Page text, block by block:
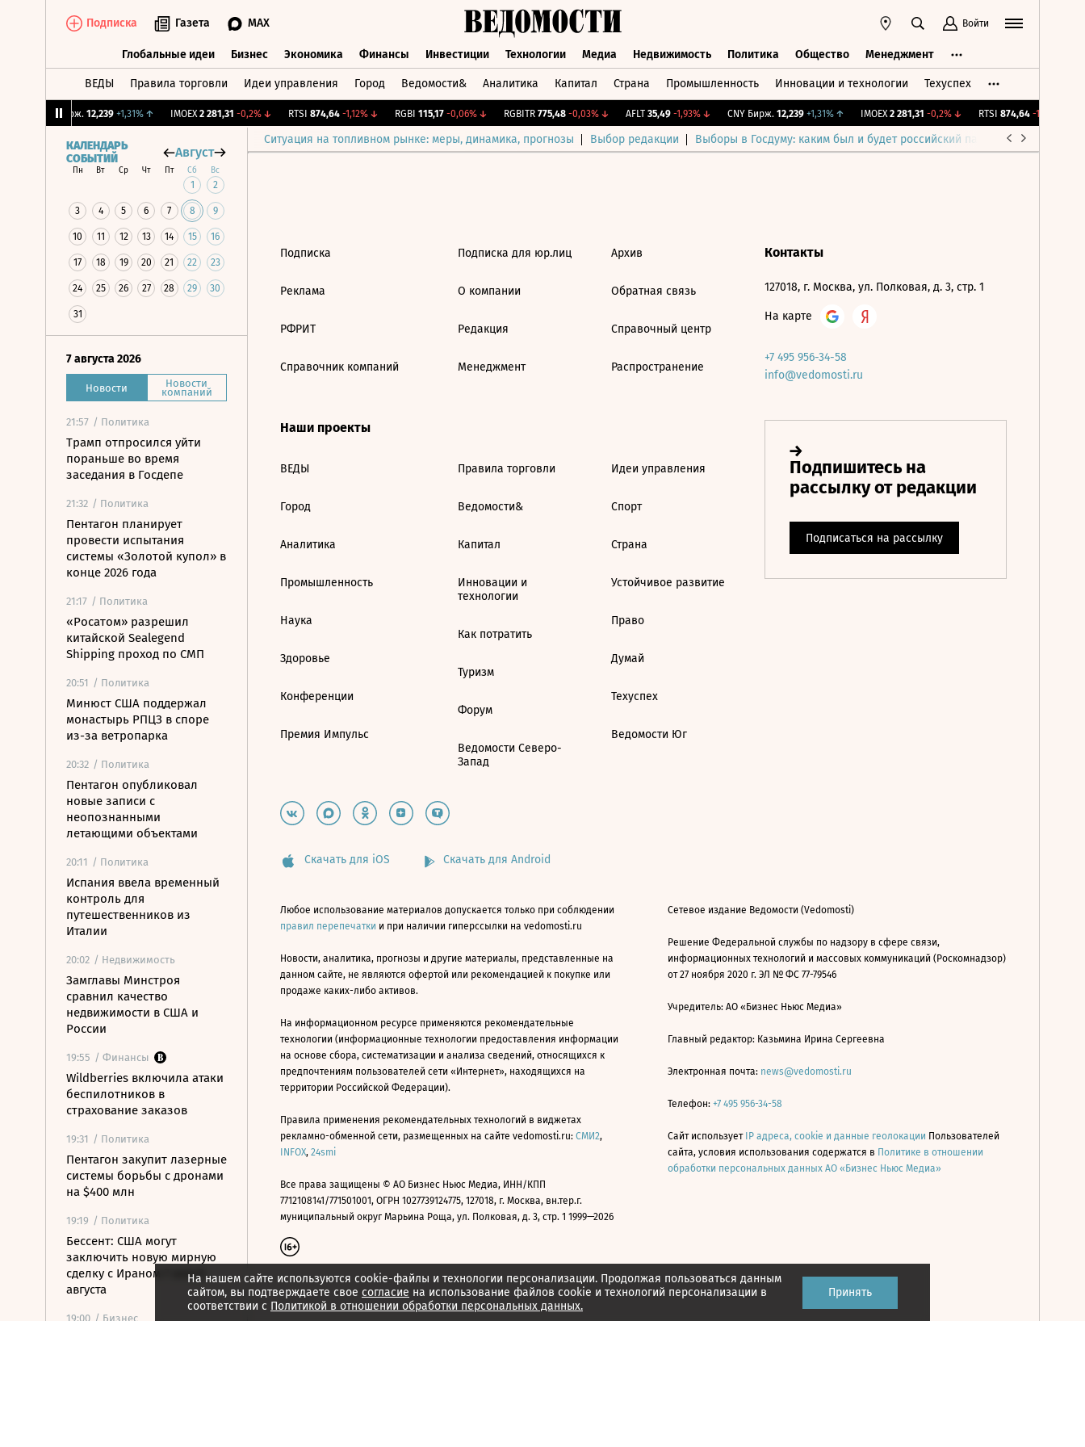
Подписка Газета MAX Войти
Глобальные идеи Бизнес Экономика Финансы Инвестиции Технологии Медиа Недвижимость Политика Общество Менеджмент
ВЕДЫ Правила торговли Идеи управления Город Ведомости& Аналитика Капитал Страна Промышленность Инновации и технологии Техуспех
CNY Бирж. 12,239 +1,31%↑ IMOEX 2 281,31 -0,2%↓ RTSI 874,64 -1,12%↓ RGBI 115,17 -0,06%↓ RGBITR 775,48 -0,03%↓ AFLT 35,49 -1,93%↓ CNY Бирж. 12,239 +1,31%↑ IMOEX 2 281,31 -0,2%↓ RTSI 874,64 -1,12%
Ситуация на топливном рынке: меры, динамика, прогнозы Выбор редакции Выборы в Госдуму: каким был и будет российский парламент
КАЛЕНДАРЬ
СОБЫТИЙ
Август
Пн Вт Ср Чт Пт Сб Вс
1 2
3 4 5 6 7 8 9
10 11 12 13 14 15 16
17 18 19 20 21 22 23
24 25 26 27 28 29 30
31
7 августа 2026
Новости Новости
компаний
21:57 / Политика
Трамп отпросился уйти
пораньше во время
заседания в Госдепе
21:32 / Политика
Пентагон планирует
провести испытания
системы «Золотой купол» в
конце 2026 года
21:17 / Политика
«Росатом» разрешил
китайской Sealegend
Shipping проход по СМП
20:51 / Политика
Минюст США поддержал
монастырь РПЦЗ в споре
из-за ветропарка
20:32 / Политика
Пентагон опубликовал
новые записи с
неопознанными
летающими объектами
20:11 / Политика
Испания ввела временный
контроль для
путешественников из
Италии
20:02 / Недвижимость
Замглавы Минстроя
сравнил качество
недвижимости в США и
России
19:55 / Финансы
Wildberries включила атаки
беспилотников в
страхование заказов
19:31 / Политика
Пентагон закупит лазерные
системы борьбы с дронами
на $400 млн
19:19 / Политика
Бессент: США могут
заключить новую мирную
сделку с Ираном 7 или 8
августа
19:00 / Бизнес
На нашем сайте используются cookie-файлы и технологии персонализации. Продолжая пользоваться данным
сайтом, вы подтверждаете свое согласие на использование файлов cookie и технологий персонализации в
соответствии с Политикой в отношении обработки персональных данных.
Принять
Подписка
Реклама
РФРИТ
Справочник компаний
Подписка для юр.лиц
О компании
Редакция
Менеджмент
Архив
Обратная связь
Справочный центр
Распространение
Наши проекты
ВЕДЫ
Город
Аналитика
Промышленность
Наука
Здоровье
Конференции
Премия Импульс
Правила торговли
Ведомости&
Капитал
Инновации и
технологии
Как потратить
Туризм
Форум
Ведомости Северо-
Запад
Идеи управления
Спорт
Страна
Устойчивое развитие
Право
Думай
Техуспех
Ведомости Юг
Контакты
127018, г. Москва, ул. Полковая, д. 3, стр. 1
На карте
+7 495 956-34-58
info@vedomosti.ru
Скачать для iOS Скачать для Android
Любое использование материалов допускается только при соблюдении
правил перепечатки и при наличии гиперссылки на vedomosti.ru
Новости, аналитика, прогнозы и другие материалы, представленные на
данном сайте, не являются офертой или рекомендацией к покупке или
продаже каких-либо активов.
На информационном ресурсе применяются рекомендательные
технологии (информационные технологии предоставления информации
на основе сбора, систематизации и анализа сведений, относящихся к
предпочтениям пользователей сети «Интернет», находящихся на
территории Российской Федерации).
Правила применения рекомендательных технологий в виджетах
рекламно-обменной сети, размещенных на сайте vedomosti.ru: СМИ2,
INFOX, 24smi
Все права защищены © АО Бизнес Ньюс Медиа, ИНН/КПП
7712108141/771501001, ОГРН 1027739124775, 127018, г. Москва, вн.тер.г.
муниципальный округ Марьина Роща, ул. Полковая, д. 3, стр. 1 1999—2026
Сетевое издание Ведомости (Vedomosti)
Решение Федеральной службы по надзору в сфере связи,
информационных технологий и массовых коммуникаций (Роскомнадзор)
от 27 ноября 2020 г. ЭЛ № ФС 77-79546
Учредитель: АО «Бизнес Ньюс Медиа»
Главный редактор: Казьмина Ирина Сергеевна
Электронная почта: news@vedomosti.ru
Телефон: +7 495 956-34-58
Сайт использует IP адреса, cookie и данные геолокации Пользователей
сайта, условия использования содержатся в Политике в отношении
обработки персональных данных АО «Бизнес Ньюс Медиа»